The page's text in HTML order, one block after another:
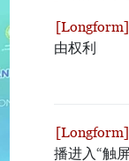
由权利
播进入“触